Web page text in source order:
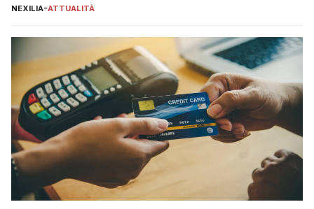
sua complessità e crucialità. A lanciare un messaggio “forte e
NEXILIA-ATTUALITÀ